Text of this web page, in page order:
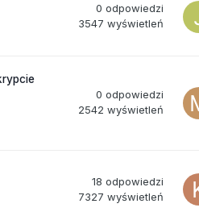
0 odpowiedzi
3547 wyświetleń
0 odpowiedzi
2542 wyświetleń
18 odpowiedzi
7327 wyświetleń